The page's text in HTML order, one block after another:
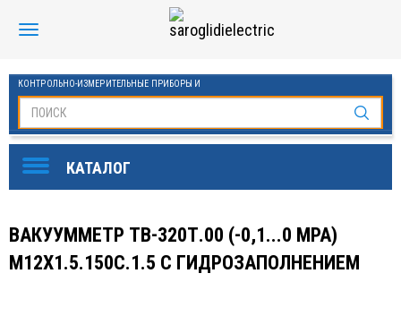
КОНТРОЛЬНО-ИЗМЕРИТЕЛЬНЫЕ ПРИБОРЫ И
ОБОРУДОВАНИЕ ДЛЯ БАССЕЙНОВ
DKC
ВАКУУММЕТР ТВ-320Т.00 (-0,1...0 MPA)
M12X1.5.150C.1.5 С ГИДРОЗАПОЛНЕНИЕМ